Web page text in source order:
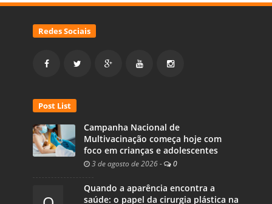
Redes Sociais
Post List
Campanha Nacional de
Multivacinação começa hoje com
foco em crianças e adolescentes
3 de agosto de 2026 - 0
Quando a aparência encontra a
saúde: o papel da cirurgia plástica na